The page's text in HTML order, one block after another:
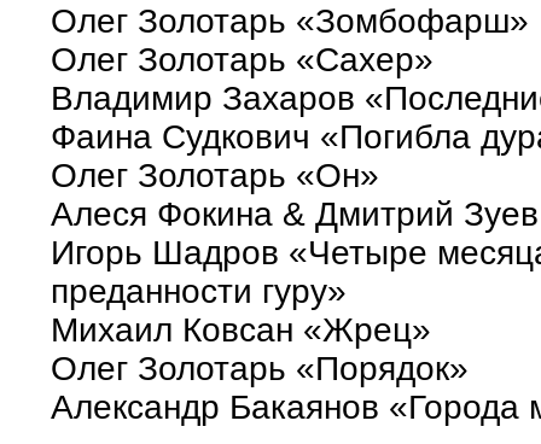
Олег Золотарь «Зомбофарш»
Олег Золотарь «Сахер»
Владимир Захаров
Фаина Судкович «Погибла
Олег Золотарь «Он»
Алеся Фокина & Дмитрий
Игорь Шадров «Четыре
преданности гуру»
Михаил Ковсан «Жрец»
Олег Золотарь «Порядок»
Александр Бакаянов «Города